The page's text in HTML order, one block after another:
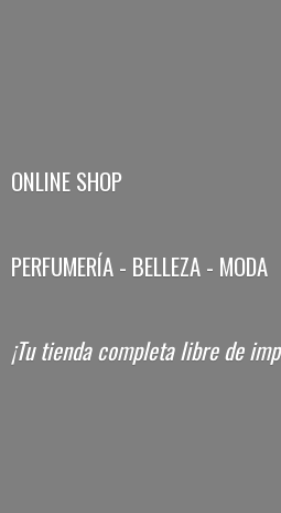
ONLINE SHOP
PERFUMERÍA - BELLEZA - MODA
¡Tu tienda completa librede